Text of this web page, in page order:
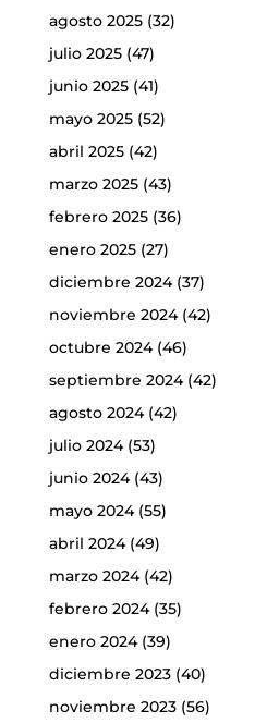
agosto 2025(32)
julio 2025(47)
junio 2025(41)
mayo 2025(52)
abril 2025(42)
marzo 2025(43)
febrero 2025(36)
enero 2025(27)
diciembre 2024(37)
noviembre 2024(42)
octubre 2024(46)
septiembre 2024(42)
agosto 2024(42)
julio 2024(53)
junio 2024(43)
mayo 2024(55)
abril 2024(49)
marzo 2024(42)
febrero 2024(35)
enero 2024(39)
diciembre 2023(40)
noviembre 2023(56)